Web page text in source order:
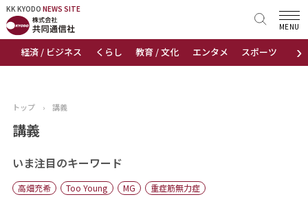
KK KYODO NEWS SITE
›
経済 / ビジネス くらし 教育 / 文化 エンタメ スポーツ 地域
MENU
KK KYODONEWS SITE
トップページ
ニュース
おすすめコンテンツ
トップ › 講義
講義
いま注目のキーワード
高畑充希 Too Young MG
重症筋無力症